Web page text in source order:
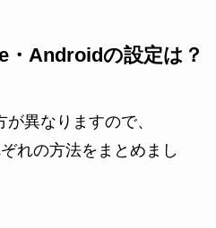
・Androidの設定は？
異なりますので、
れの方法をまとめまし